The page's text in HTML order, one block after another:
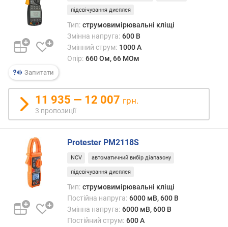
а
м
и
з
д
а
т
о
ю
д
д
а
в
а
н
я
Запитати
підсвічування дисплея
Тип: струмовимірювальні кліщі
Змінна напруга: 600 В
Змінний струм: 1000 А
Опір: 660 Ом, 66 МОм
11 935 — 12 007 грн.
3 пропозиції
Protester PM2118S
NCV автоматичний вибір діапазону
підсвічування дисплея
Тип: струмовимірювальні кліщі
Постійна напруга: 6000 мВ, 600 В
Змінна напруга: 6000 мВ, 600 В
Постійний струм: 600 А